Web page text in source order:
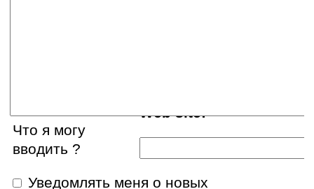
Web site:
Что я могу
вводить ?
Уведомлять меня о новых